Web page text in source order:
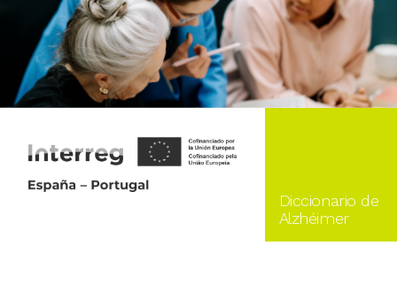
Diccionario de
Alzhéimer